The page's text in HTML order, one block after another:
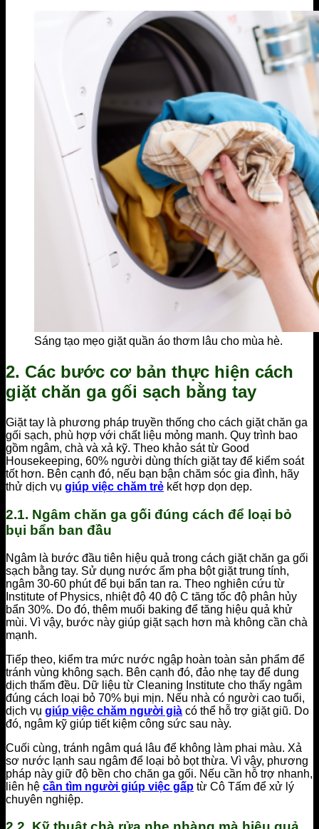
Sáng tạo mẹo giặt quần áo thơm lâu cho mùa hè.
2. Các bước cơ bản thực hiện cách
giặt chăn ga gối sạch bằng tay
Giặt tay là phương pháp truyền thống cho cách giặt chăn ga
gối sạch, phù hợp với chất liệu mỏng manh. Quy trình bao
gồm ngâm, chà và xả kỹ. Theo khảo sát từ Good
Housekeeping, 60% người dùng thích giặt tay để kiểm soát
tốt hơn. Bên cạnh đó, nếu bạn bận chăm sóc gia đình, hãy
thử dịch vụ giúp việc chăm trẻ kết hợp dọn dẹp.
2.1. Ngâm chăn ga gối đúng cách để loại bỏ
bụi bẩn ban đầu
Ngâm là bước đầu tiên hiệu quả trong cách giặt chăn ga gối
sạch bằng tay. Sử dụng nước ấm pha bột giặt trung tính,
ngâm 30-60 phút để bụi bẩn tan ra. Theo nghiên cứu từ
Institute of Physics, nhiệt độ 40 độ C tăng tốc độ phân hủy
bẩn 30%. Do đó, thêm muối baking để tăng hiệu quả khử
mùi. Vì vậy, bước này giúp giặt sạch hơn mà không cần chà
mạnh.
Tiếp theo, kiểm tra mức nước ngập hoàn toàn sản phẩm để
tránh vùng không sạch. Bên cạnh đó, đảo nhẹ tay để dung
dịch thấm đều. Dữ liệu từ Cleaning Institute cho thấy ngâm
đúng cách loại bỏ 70% bụi mịn. Nếu nhà có người cao tuổi,
dịch vụ giúp việc chăm người già có thể hỗ trợ giặt giũ. Do
đó, ngâm kỹ giúp tiết kiệm công sức sau này.
Cuối cùng, tránh ngâm quá lâu để không làm phai màu. Xả
sơ nước lạnh sau ngâm để loại bỏ bọt thừa. Vì vậy, phương
pháp này giữ độ bền cho chăn ga gối. Nếu cần hỗ trợ nhanh,
liên hệ cần tìm người giúp việc gấp từ Cô Tấm để xử lý
chuyên nghiệp.